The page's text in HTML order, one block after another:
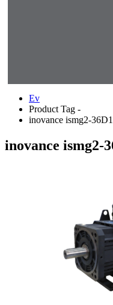
Ev
Product Tag -
inovance ismg2-
inovance ismg2-